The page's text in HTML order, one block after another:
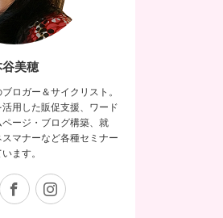
谷美穂
ロガー＆サイクリスト。
用した販促支援、ワード
ージ・ブログ構築、就
マナーなど各種セミナー
ます。
Facebook